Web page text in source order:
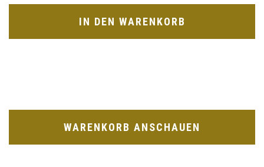
IN DEN WARENKORB
WARENKORB ANSCHAUEN